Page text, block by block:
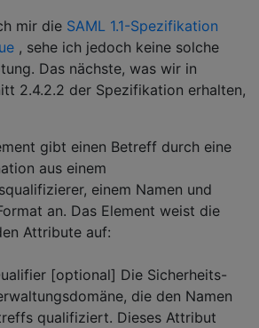
mir die SAML 1.1-Spezifikation
, sehe ich jedoch keine solche
Das nächste, was wir in
2.4.2.2 der Spezifikation erhalten,
gibt einen Betreff durch eine
aus einem
einem Namen und
an. Das Element weist die
Attribute auf:
[optional] Die Sicherheits-
die den Namen
qualifiziert. Dieses Attribut